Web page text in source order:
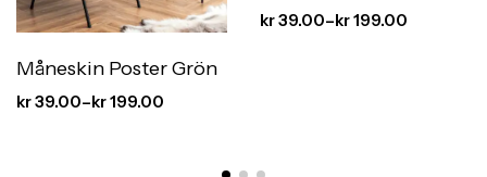
Måneskin Poster Grön
kr39.00–kr199.00
kr39.00–kr199.00